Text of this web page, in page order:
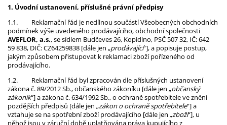
1. Úvodní ustanovení, příslušné právní předpisy
1.1.
Reklamační řád je nedílnou součástí Všeobecných obchodních
podmínek výše uvedeného prodávajícího, obchodní společnosti
AVEFLOR, a.s.,se sídlem Budčeves 26, Kopidlno, PSČ 507 32, IČ: 642
59 838, DIČ: CZ64259838 [dále jen „prodávající“], a popisuje postup,
jakým způsobem přistupovat k reklamaci zboží pořízeného od
prodávajícího.
1.2.
Reklamační řád byl zpracován dle příslušných ustanovení
zákona č. 89/2012 Sb., občanského zákoníku [dále jen „občanský
zákoník“] a zákona č. 634/1992 Sb., o ochraně spotřebitele ve znění
pozdějších předpisů [dále jen „zákon o ochraně spotřebitele“] a
vztahuje se na spotřební zboží prodávajícího [dále jen „zboží“], u
něhož jsou v záruční době uplatňována práva kupujícího z